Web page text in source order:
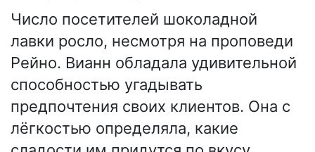
Число посетителей шоколадной
лавки росло, несмотря на проповеди
Рейно. Вианн обладала удивительной
способностью угадывать
предпочтения своих клиентов. Она с
лёгкостью определяла, какие